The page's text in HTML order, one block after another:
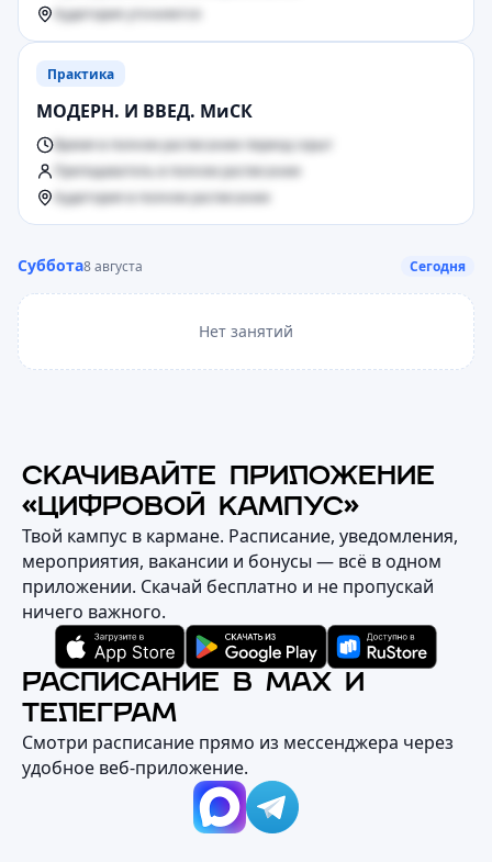
Аудитория уточняется
Практика
МОДЕРН. И ВВЕД. МиСК
Время в полном расписании период скрыт
Преподаватель в полном расписании
Аудитория в полном расписании
Суббота8 августа Сегодня
Нет занятий
СКАЧИВАЙТЕ ПРИЛОЖЕНИЕ
«ЦИФРОВОЙ КАМПУС»
Твой кампус в кармане. Расписание, уведомления,
мероприятия, вакансии и бонусы — всё в одном
приложении. Скачай бесплатно и не пропускай
ничего важного.
РАСПИСАНИЕ В MAX И
ТЕЛЕГРАМ
Смотри расписание прямо из мессенджера через
удобное веб‑приложение.